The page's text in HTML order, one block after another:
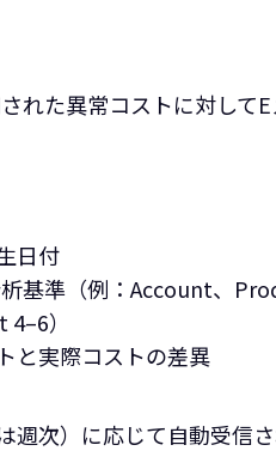
れた異常コストに対して
日付
基準（例：Account、
）
と実際コストの差異
週次）に応じて自動受信